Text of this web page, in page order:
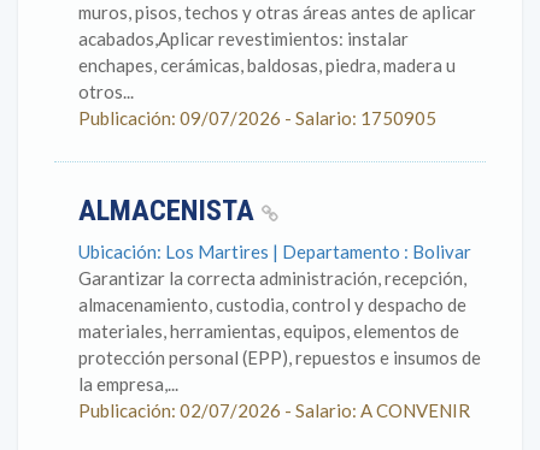
muros, pisos, techos y otras áreas antes de aplicar
acabados,Aplicar revestimientos: instalar
enchapes, cerámicas, baldosas, piedra, madera u
otros...
Publicación: 09/07/2026 - Salario: 1750905
ALMACENISTA
Ubicación: Los Martires | Departamento : Bolivar
Garantizar la correcta administración, recepción,
almacenamiento, custodia, control y despacho de
materiales, herramientas, equipos, elementos de
protección personal (EPP), repuestos e insumos de
la empresa,...
Publicación: 02/07/2026 - Salario: A CONVENIR